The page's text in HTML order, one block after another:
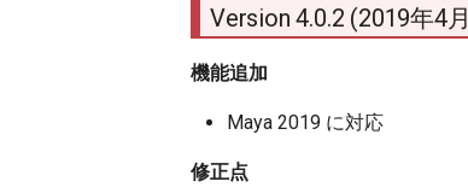
Version 4.0.2 (2019年4
機能追加
Maya 2019 に対応
修正点